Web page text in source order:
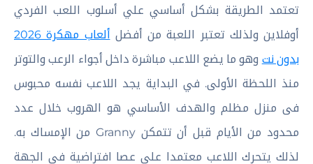
تعتمد الطريقة بشكل أساسي علي أسلوب اللعب الفردي
أوفلاين ولذلك تعتبر اللعبة من أفضل
ألعاب مهكرة 2026
بدون نت وهو ما يضع اللاعب مباشرة داخل أجواء الرعب والتوتر
منذ اللحظة الأولى. في البداية يجد اللاعب نفسه محبوس
فى منزل مظلم والهدف الأساسي هو الهروب خلال عدد
محدود من الأيام قبل أن تتمكن Granny من الإمساك به.
لذلك يتحرك اللاعب معتمدا علي عصا افتراضية في الجهة